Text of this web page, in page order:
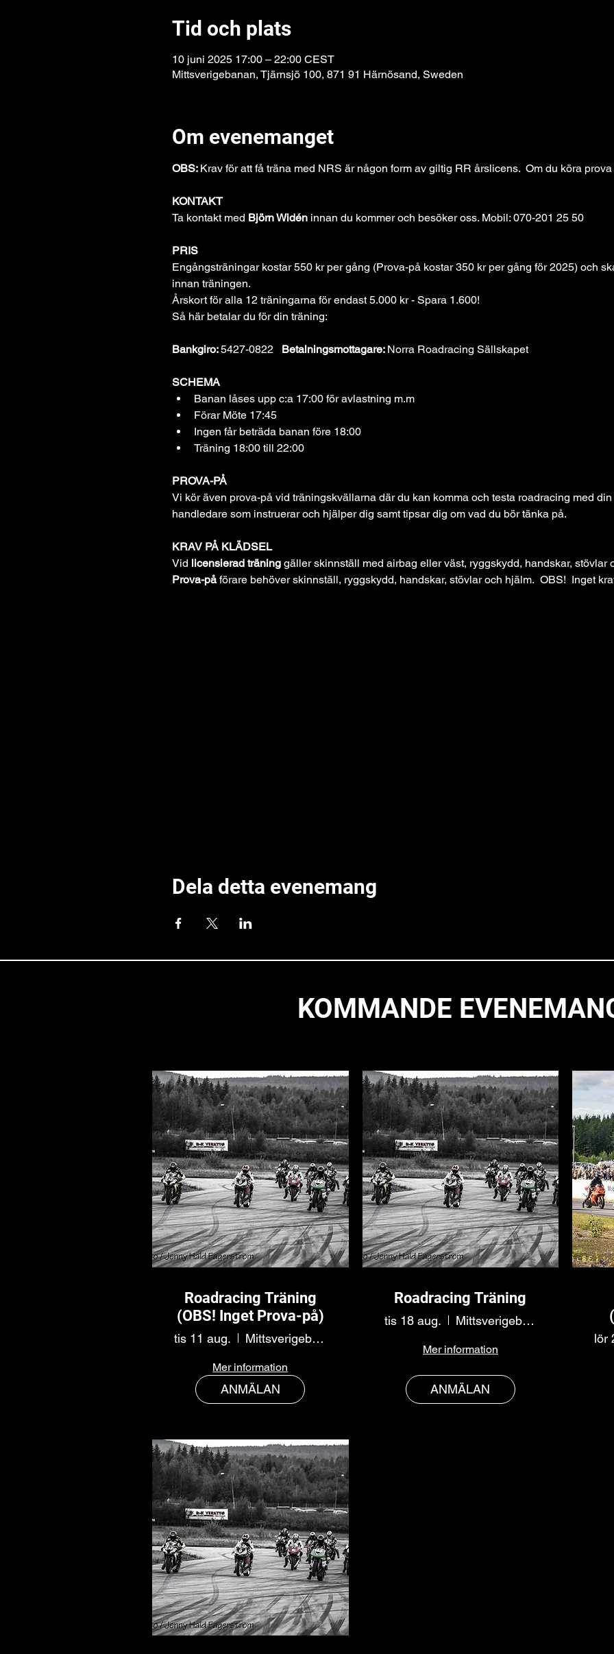
Tid och plats
10 juni 2025 17:00 – 22:00 CEST
Mittsverigebanan, Tjärnsjö 100, 871 91 Härnösand, Sweden
Om evenemanget
OBS: Krav för att få träna med NRS är någon form av giltig RR årslicens.  Om du köra
KONTAKT
Ta kontakt med Björn Widén innan du kommer och besöker oss. Mobil: 070-201 25 50
PRIS
Engångsträningar kostar 550 kr per gång (Prova-på kostar 350 kr per gång för 2025) och
innan träningen.
Årskort för alla 12 träningarna för endast 5.000 kr - Spara 1.600!
Så här betalar du för din träning:
Bankgiro: 5427-0822 Betalningsmottagare: Norra Roadracing Sällskapet
SCHEMA
Banan låses upp c:a 17:00 för avlastning m.m
Förar Möte 17:45
Ingen får beträda banan före 18:00
Träning 18:00 till 22:00
PROVA-PÅ
Vi kör även prova-på vid träningskvällarna där du kan komma och testa roadracing med
handledare som instruerar och hjälper dig samt tipsar dig om vad du bör tänka på.
KRAV PÅ KLÄDSEL
Vid licensierad träning gäller skinnställ med airbag eller väst, ryggskydd, handskar, stövlar
Prova-på förare behöver skinnställ, ryggskydd, handskar, stövlar och hjälm.  OBS!  Inget
Dela detta evenemang
KOMMANDE
Roadracing Träning
(OBS! Inget Prova-på)
tis 11 aug. Mittsverigebanan
Mer information
ANMÄLAN
Roadracing Träning
tis 18 aug. Mittsverigebanan
Mer information
ANMÄLAN
lör